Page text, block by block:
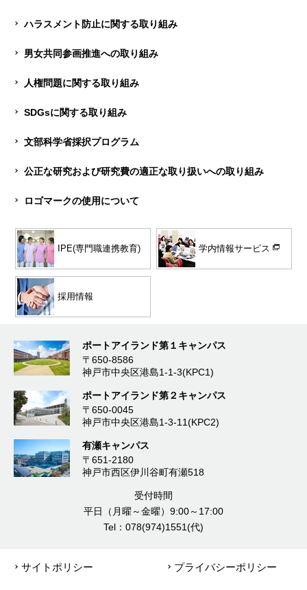
ハラスメント防止に関する取り組み
男女共同参画推進への取り組み
人権問題に関する取り組み
SDGsに関する取り組み
文部科学省採択プログラム
公正な研究および研究費の適正な取り扱いへの取り組み
ロゴマークの使用について
IPE(専門職連携教育) 学内情報サービス
採用情報
ポートアイランド第１キャンパス
〒650-8586
神戸市中央区港島1-1-3(KPC1)
ポートアイランド第２キャンパス
〒650-0045
神戸市中央区港島1-3-11(KPC2)
有瀬キャンパス
〒651-2180
神戸市西区伊川谷町有瀬518
受付時間
平日（月曜～金曜）9:00～17:00
Tel：078(974)1551(代)
サイトポリシー プライバシーポリシー